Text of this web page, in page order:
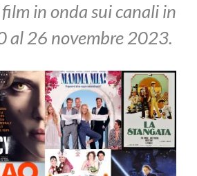
in onda sui canali in
al 26 novembre 2023.